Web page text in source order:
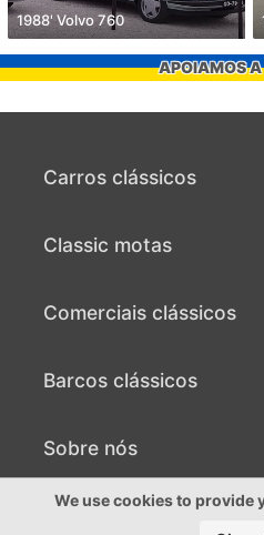
1988' Volvo 760
APOIAMOS
Carros clássicos
Classic motas
Comerciais clássicos
Barcos clássicos
Vender barco clássico
Sobre nós
Sobre nós
We use cookies to provide